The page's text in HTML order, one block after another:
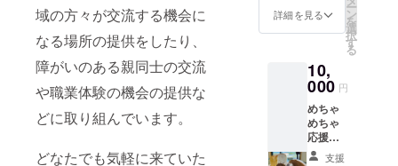
域の方々が交流する機会に
なる場所の提供をしたり、
障がいのある親同士の交流
や職業体験の機会の提供な
どに取り組んでいます。
どなたでも気軽に来ていた
をお送
りしま
す。
詳細を見る ー
ン
を
選
択
す
る
10,
000 円
めちゃ
めちゃ
応援し
てパン
支援